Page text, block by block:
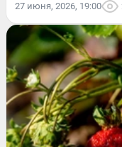
27 июня, 2026, 19:00